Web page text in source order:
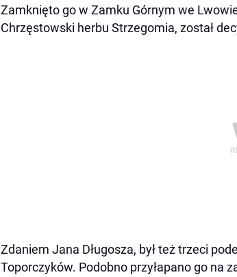
Zamknięto go w Zamku Górnym we
Chrzęstowski herbu Strzegomia, został
Zdaniem Jana Długosza, był też trzeci
Toporczyków. Podobno przyłapano go na